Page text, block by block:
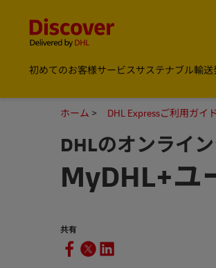
DHL Discover Japan
初めてのお客様サービスサステナブル輸送
ホーム DHL Expressご利用ガイド
DHLのオンライ
MyDHL+ユ
共有